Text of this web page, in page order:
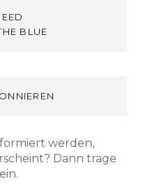
BLUE
werden,
Dann trage